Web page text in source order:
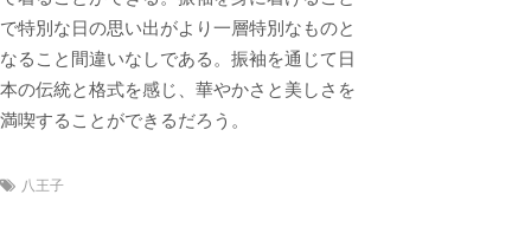
で特別な日の思い出がより一層特別なものと
なること間違いなしである。振袖を通じて日
本の伝統と格式を感じ、華やかさと美しさを
満喫することができるだろう。
八王子